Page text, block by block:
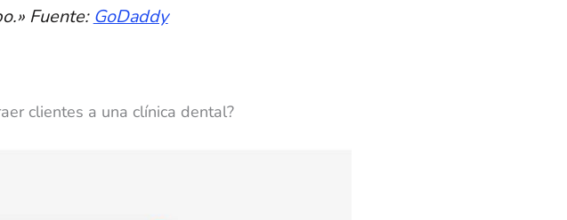
Fuente: GoDaddy
clientes a una clínica dental?